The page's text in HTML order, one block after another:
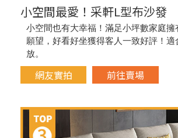
小空間最愛！采軒L型布沙發
小空間也有大幸福！滿足小坪數家庭擁
願望，好看好坐獲得客人一致好評！適
放。
網友實拍 前往賣場